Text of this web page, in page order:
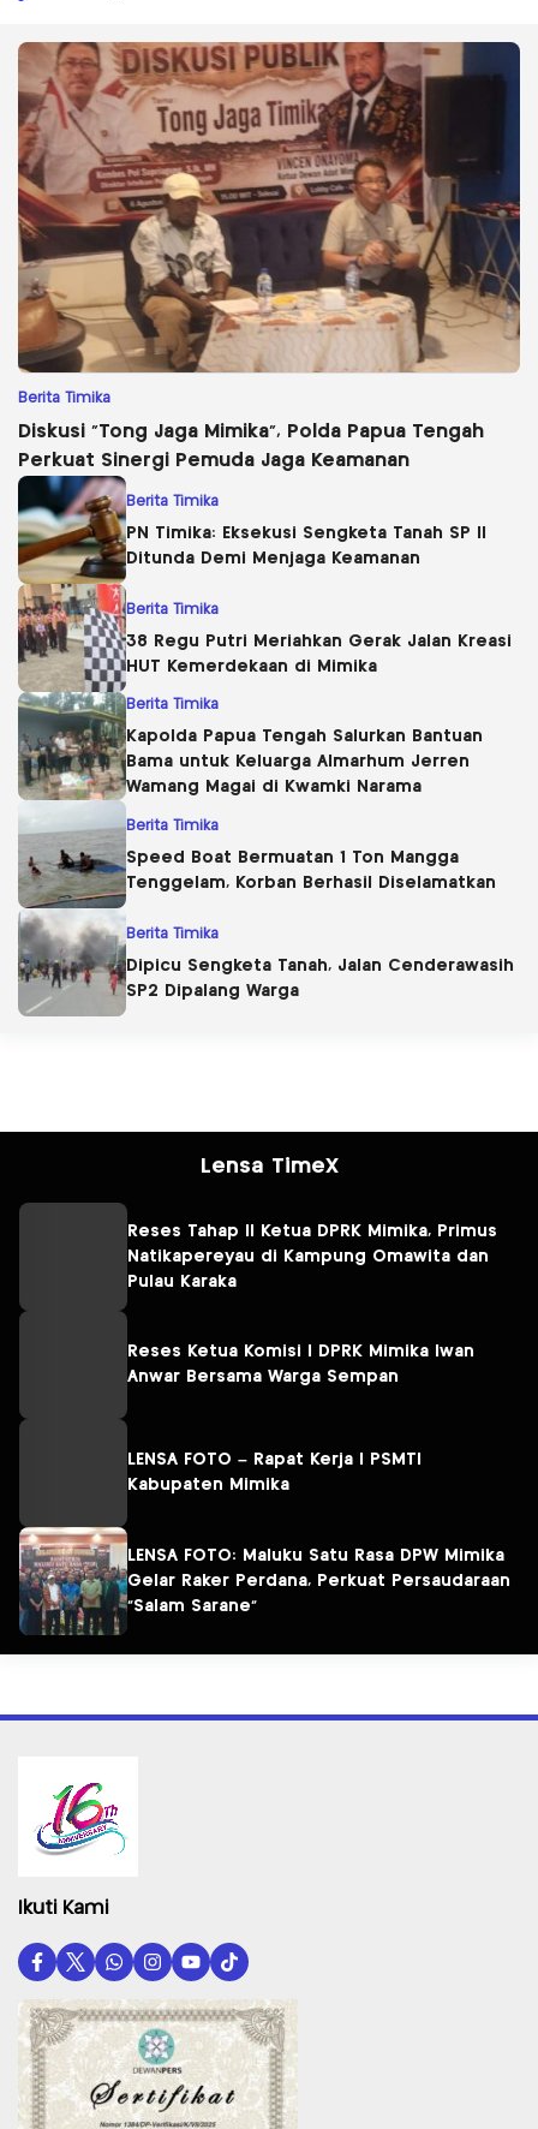
Berita Timika
Diskusi “Tong Jaga Mimika”, Polda Papua Tengah
Perkuat Sinergi Pemuda Jaga Keamanan
Berita Timika
PN Timika: Eksekusi Sengketa Tanah SP II
Ditunda Demi Menjaga Keamanan
Berita Timika
38 Regu Putri Meriahkan Gerak Jalan Kreasi
HUT Kemerdekaan di Mimika
Berita Timika
Kapolda Papua Tengah Salurkan Bantuan
Bama untuk Keluarga Almarhum Jerren
Wamang Magai di Kwamki Narama
Berita Timika
Speed Boat Bermuatan 1 Ton Mangga
Tenggelam, Korban Berhasil Diselamatkan
Berita Timika
Dipicu Sengketa Tanah, Jalan Cenderawasih
SP2 Dipalang Warga
Lensa TimeX
Reses Tahap II Ketua DPRK Mimika, Primus
Natikapereyau di Kampung Omawita dan
Pulau Karaka
Reses Ketua Komisi I DPRK Mimika Iwan
Anwar Bersama Warga Sempan
LENSA FOTO – Rapat Kerja I PSMTI
Kabupaten Mimika
LENSA FOTO: Maluku Satu Rasa DPW Mimika
Gelar Raker Perdana, Perkuat Persaudaraan
“Salam Sarane”
Ikuti Kami